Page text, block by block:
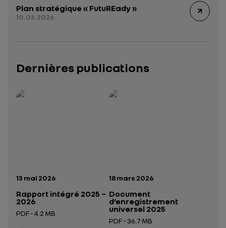
Plan stratégique « FutuREady »
10.03.2026
Dernières publications
Date de publication:
13 mai 2026
Rapport intégré 2025 –
2026
PDF - 4.2 MB
Ouverture dans un nouvel onglet
Rapport intégré 2025 – 2026— données structurées (JSON)
Date de publication:
18 mars 2026
Document
d’enregistrement
universel 2025
PDF - 36.7 MB
Présentation institutionnelle 2026